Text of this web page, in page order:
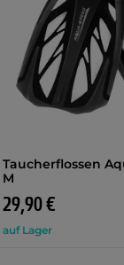
Taucherflossen
M
29,90 €
auf Lager